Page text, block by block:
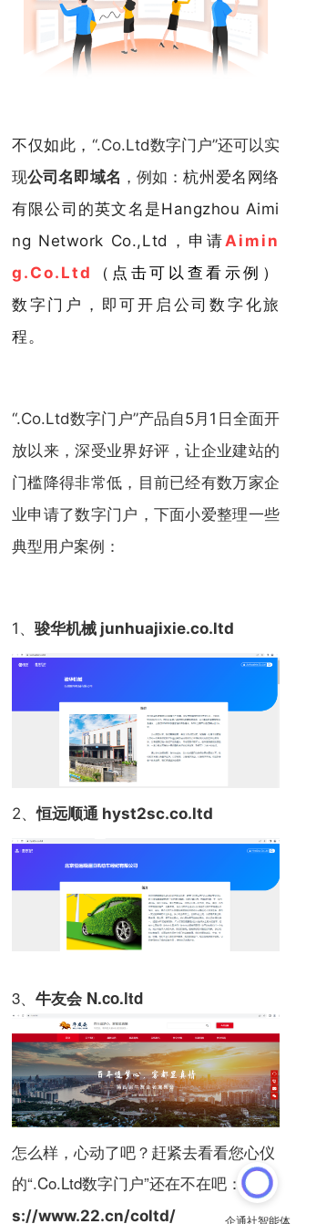
不仅如此， “.Co.Ltd数字门户”还可以实
现公司名即域名 ，例如：杭州爱名网络
有限公司的英文名是Hangzhou Aimi
ng Network Co.,Ltd，申请Aimin
g.Co.Ltd
（点击可以查看示例）
数字门户，即可开启公司数字化旅
程。
“.Co.Ltd数字门户”产品自5月1日全面开
放以来，深受业界好评，让企业建站的
门槛降得非常低，目前已经有数万家企
业申请了数字门户，下面小爱整理一些
典型用户案例：
1、 骏华机械 junhuajixie.co.ltd
2、恒远顺通 hyst2sc.co.ltd
3、 牛友会 N.co.ltd
怎么样，心动了吧？赶紧去看看您心仪
的“.Co.Ltd数字门户”还在不在吧：http
s://www.22.cn/coltd/